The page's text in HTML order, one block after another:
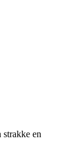
strakke en